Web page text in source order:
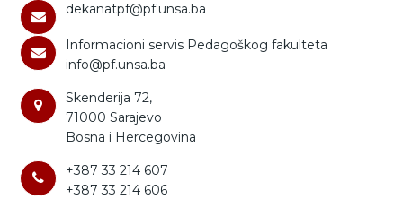
dekanatpf@pf.unsa.ba
Informacioni servis Pedagoškog fakulteta
info@pf.unsa.ba
Skenderija 72,
71000 Sarajevo
Bosna i Hercegovina
+387 33 214 607
+387 33 214 606